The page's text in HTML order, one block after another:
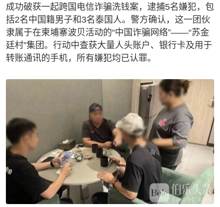
成功破获一起跨国电信诈骗洗钱案，逮捕5名嫌犯，包
括2名中国籍男子和3名泰国人。警方确认，这一团伙
隶属于在柬埔寨波贝活动的“中国诈骗网络”——“苏金
廷村”集团。行动中查获大量人头账户、银行卡及用于
转账通讯的手机，所有嫌犯均已认罪。